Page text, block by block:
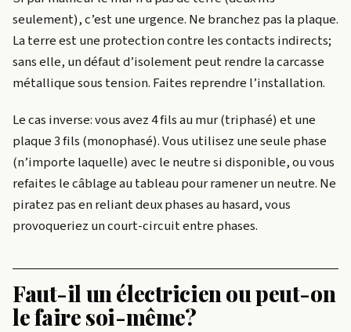
seulement), c’est une urgence. Ne branchez pas la plaque.
La terre est une protection contre les contacts indirects;
sans elle, un défaut d’isolement peut rendre la carcasse
métallique sous tension. Faites reprendre l’installation.
Le cas inverse: vous avez 4 fils au mur (triphasé) et une
plaque 3 fils (monophasé). Vous utilisez une seule phase
(n’importe laquelle) avec le neutre si disponible, ou vous
refaites le câblage au tableau pour ramener un neutre. Ne
piratez pas en reliant deux phases au hasard, vous
provoqueriez un court-circuit entre phases.
Faut-il un électricien ou peut-on
le faire soi-même?